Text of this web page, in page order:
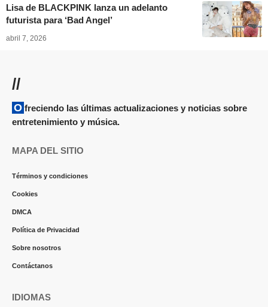
Lisa de BLACKPINK lanza un adelanto
futurista para ‘Bad Angel’
abril 7, 2026
//
Ofreciendo las últimas actualizaciones y noticias sobre
entretenimiento y música.
MAPA DEL SITIO
Términos y condiciones
Cookies
DMCA
Política de Privacidad
Sobre nosotros
Contáctanos
IDIOMAS